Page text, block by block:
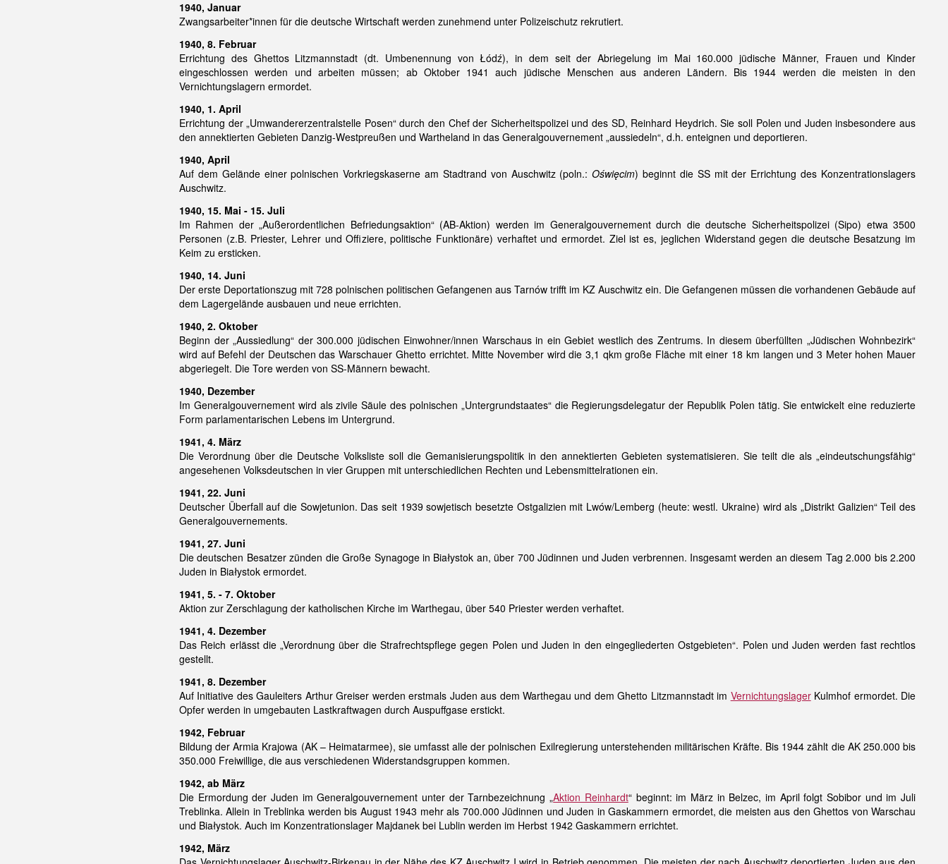
1940, Januar
Zwangsarbeiter*innen für die deutsche Wirtschaft werden zunehmend unter Polizeischutz rekrutiert.
1940, 8. Februar
Errichtung des Ghettos Litzmannstadt (dt. Umbenennung von Łódź), in dem seit der Abriegelung im Mai 160.000 jüdische Männer, Frauen und Kinder
eingeschlossen werden und arbeiten müssen; ab Oktober 1941 auch jüdische Menschen aus anderen Ländern. Bis 1944 werden die meisten in den
Vernichtungslagern ermordet.
1940, 1. April
Errichtung der „Umwandererzentralstelle Posen“ durch den Chef der Sicherheitspolizei und des SD, Reinhard Heydrich. Sie soll Polen und Juden insbesondere aus
den annektierten Gebieten Danzig-Westpreußen und Wartheland in das Generalgouvernement „aussiedeln“, d.h. enteignen und deportieren.
1940, April
Auf dem Gelände einer polnischen Vorkriegskaserne am Stadtrand von Auschwitz (poln.:Oświęcim) beginnt die SS mit der Errichtung des Konzentrationslagers
Auschwitz.
1940, 15. Mai - 15. Juli
Im Rahmen der „Außerordentlichen Befriedungsaktion“ (AB-Aktion) werden im Generalgouvernement durch die deutsche Sicherheitspolizei (Sipo) etwa 3500
Personen (z.B. Priester, Lehrer und Offiziere, politische Funktionäre) verhaftet und ermordet. Ziel ist es, jeglichen Widerstand gegen die deutsche Besatzung im
Keim zu ersticken.
1940, 14. Juni
Der erste Deportationszug mit 728 polnischen politischen Gefangenen aus Tarnów trifft im KZ Auschwitz ein. Die Gefangenen müssen die vorhandenen Gebäude auf
dem Lagergelände ausbauen und neue errichten.
1940, 2. Oktober
Beginn der „Aussiedlung“ der 300.000 jüdischen Einwohner/innen Warschaus in ein Gebiet westlich des Zentrums. In diesem überfüllten „Jüdischen Wohnbezirk“
wird auf Befehl der Deutschen das Warschauer Ghetto errichtet. Mitte November wird die 3,1 qkm große Fläche mit einer 18 km langen und 3 Meter hohen Mauer
abgeriegelt. Die Tore werden von SS-Männern bewacht.
1940, Dezember
Im Generalgouvernement wird als zivile Säule des polnischen „Untergrundstaates“ die Regierungsdelegatur der Republik Polen tätig. Sie entwickelt eine reduzierte
Form parlamentarischen Lebens im Untergrund.
1941, 4. März
Die Verordnung über die Deutsche Volksliste soll die Gemanisierungspolitik in den annektierten Gebieten systematisieren. Sie teilt die als „eindeutschungsfähig“
angesehenen Volksdeutschen in vier Gruppen mit unterschiedlichen Rechten und Lebensmittelrationen ein.
1941, 22. Juni
Deutscher Überfall auf die Sowjetunion. Das seit 1939 sowjetisch besetzte Ostgalizien mit Lwów/Lemberg (heute: westl. Ukraine) wird als „Distrikt Galizien“ Teil des
Generalgouvernements.
1941, 27. Juni
Die deutschen Besatzer zünden die Große Synagoge in Białystok an, über 700 Jüdinnen und Juden verbrennen. Insgesamt werden an diesem Tag 2.000 bis 2.200
Juden in Białystok ermordet.
1941, 5. - 7. Oktober
Aktion zur Zerschlagung der katholischen Kirche im Warthegau, über 540 Priester werden verhaftet.
1941, 4. Dezember
Das Reich erlässt die „Verordnung über die Strafrechtspflege gegen Polen und Juden in den eingegliederten Ostgebieten“. Polen und Juden werden fast rechtlos
gestellt.
1941, 8. Dezember
Auf Initiative des Gauleiters Arthur Greiser werden erstmals Juden aus dem Warthegau und dem Ghetto Litzmannstadt im VernichtungslagerKulmhof ermordet. Die
Opfer werden in umgebauten Lastkraftwagen durch Auspuffgase erstickt.
1942, Februar
Bildung der Armia Krajowa (AK – Heimatarmee), sie umfasst alle der polnischen Exilregierung unterstehenden militärischen Kräfte. Bis 1944 zählt die AK 250.000 bis
350.000 Freiwillige, die aus verschiedenen Widerstandsgruppen kommen.
1942, ab März
Die Ermordung der Juden im Generalgouvernement unter der Tarnbezeichnung „Aktion Reinhardt“ beginnt: im März in Belzec, im April folgt Sobibor und im Juli
Treblinka. Allein in Treblinka werden bis August 1943 mehr als 700.000 Jüdinnen und Juden in Gaskammern ermordet, die meisten aus den Ghettos von Warschau
und Białystok. Auch im Konzentrationslager Majdanek bei Lublin werden im Herbst 1942 Gaskammern errichtet.
1942, März